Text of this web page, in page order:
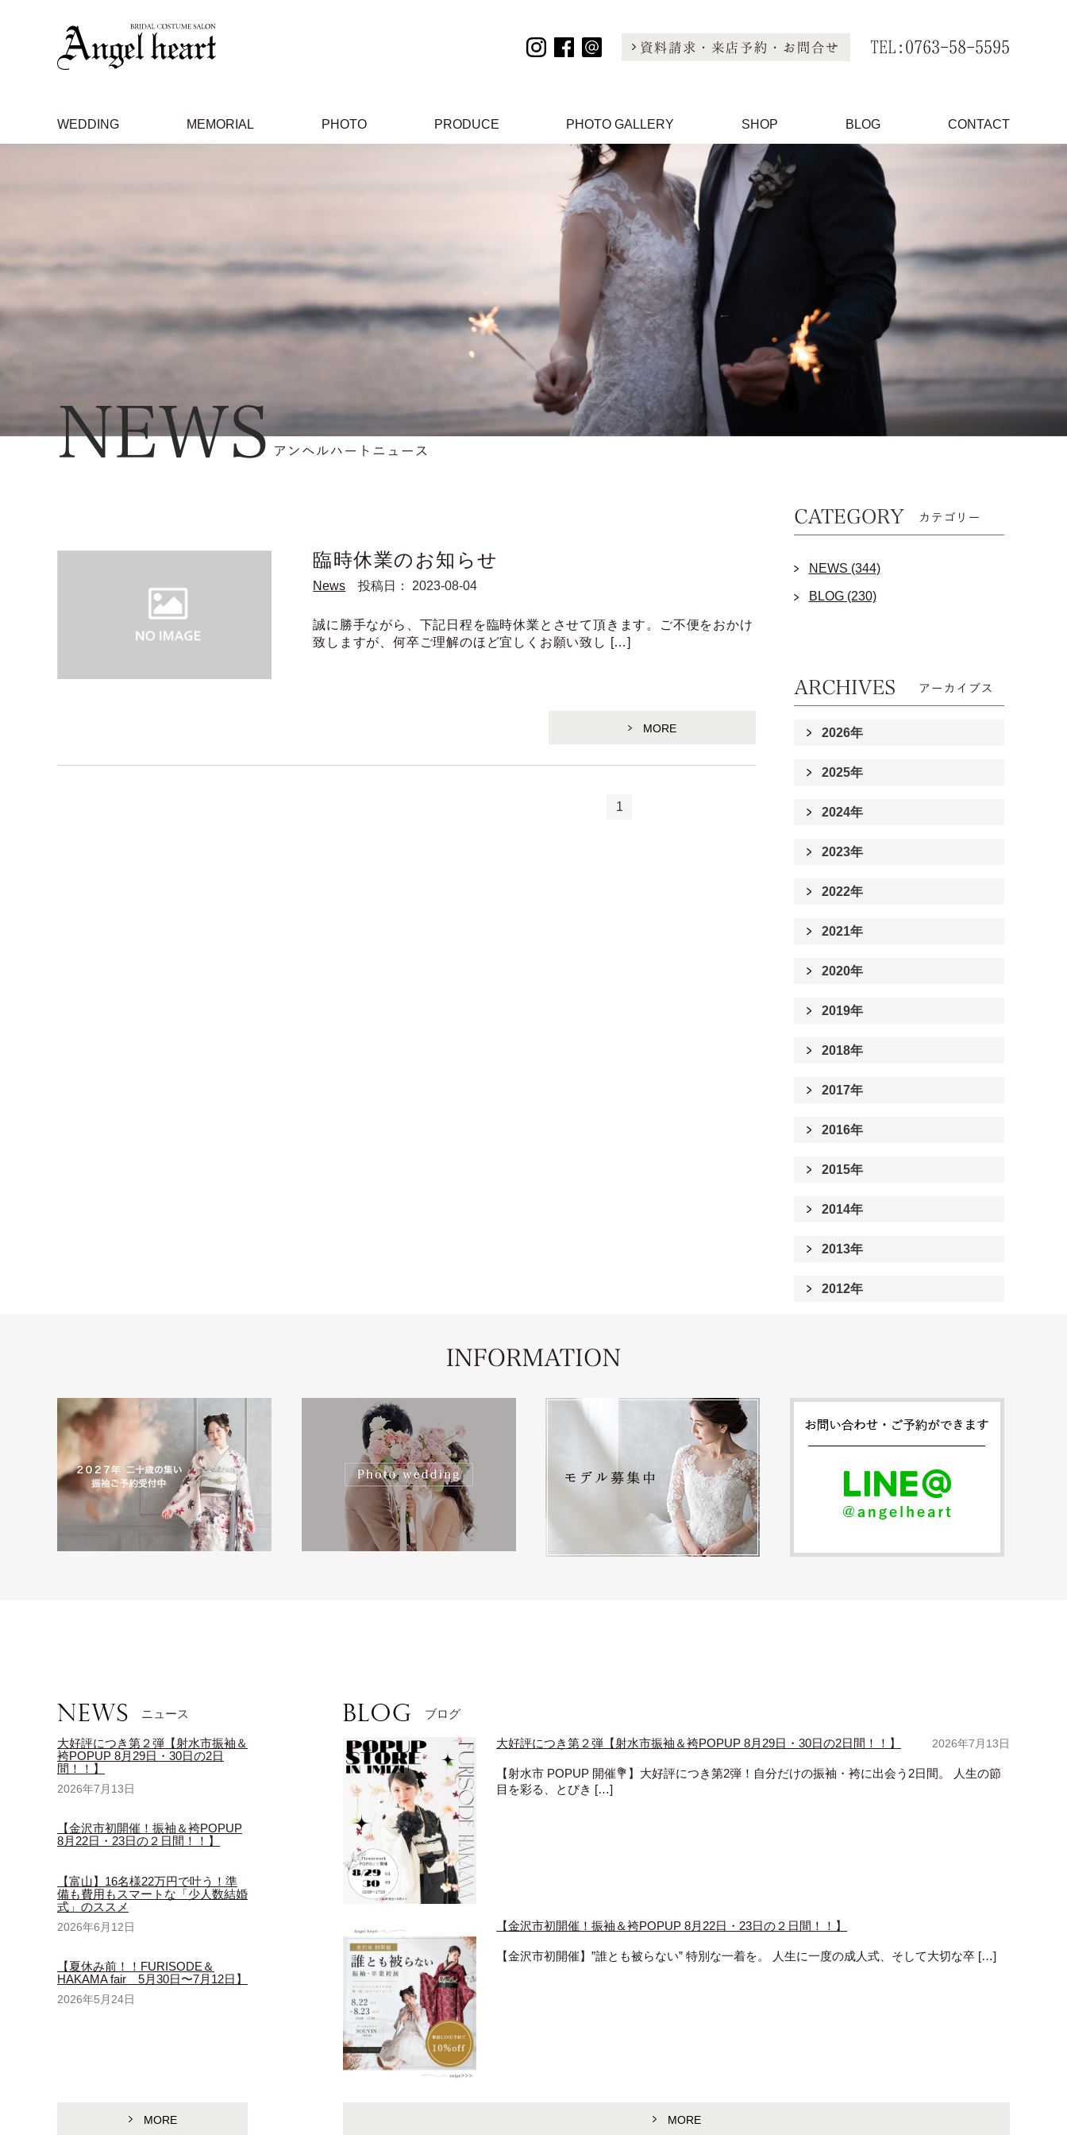
資料請求・来店予約・お問合せ TEL: 0763-58-5595
WEDDING MEMORIAL PHOTO PRODUCE PHOTO GALLERY SHOP BLOG CONTACT
臨時休業のお知らせ
News 投稿日： 2023-08-04
誠に勝手ながら、下記日程を臨時休業とさせて頂きます。ご不便をおかけ
致しますが、何卒ご理解のほど宜しくお願い致し […]
MORE
1
NEWS (344)
BLOG (230)
2026年
2025年
2024年
2023年
2022年
2021年
2020年
2019年
2018年
2017年
2016年
2015年
2014年
2013年
2012年
ニュース
大好評につき第２弾【射水市振袖＆
袴POPUP 8月29日・30日の2日
間！！】
2026年7月13日
【金沢市初開催！振袖＆袴POPUP
8月22日・23日の２日間！！】
【富山】16名様22万円で叶う！準
備も費用もスマートな「少人数結婚
式」のススメ
2026年6月12日
【夏休み前！！FURISODE＆
HAKAMA fair 5月30日〜7月12日】
2026年5月24日
MORE
ブログ
大好評につき第２弾【射水市振袖＆袴POPUP 8月29日・30日の2日間！！】 2026年7月13日
【射水市 POPUP 開催💐】大好評につき第2弾！自分だけの振袖・袴に出会う2日間。 人生の節
目を彩る、とびき […]
【金沢市初開催！振袖＆袴POPUP 8月22日・23日の２日間！！】
【金沢市初開催】”誰とも被らない” 特別な一着を。 人生に一度の成人式、そして大切な卒 […]
MORE